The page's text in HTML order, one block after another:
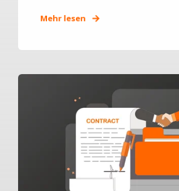
Mehr lesen